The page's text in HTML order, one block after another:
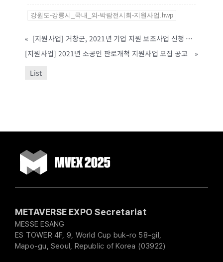
강원도-강릉시_국내_외-박람전시회-지원사업.hwp
«
[지원사업] 거창군, 2021년 기업 지원 보조사업 신청 안내 공고(~예산소진시까지)
[지원사업] 2021년 소공인 판로개척 지원사업 모집 공고
»
List
METAVERSE EXPO Secretariat
MESSE ESANG
ES TOWER 4F, 9, World Cup buk-ro 58-gil,
Mapo-gu, Seoul, Republic of Korea (03922)